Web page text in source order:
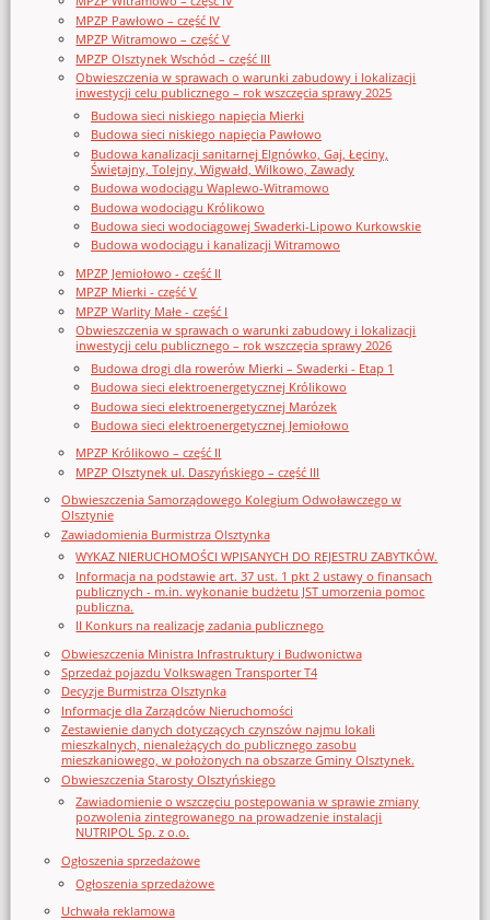
MPZP Pawłowo – część IV
MPZP Witramowo – część V
MPZP Olsztynek Wschód – część III
Obwieszczenia w sprawach o warunki zabudowy i lokalizacji
inwestycji celu publicznego – rok wszczęcia sprawy 2025
Budowa sieci niskiego napięcia Mierki
Budowa sieci niskiego napięcia Pawłowo
Budowa kanalizacji sanitarnej Elgnówko, Gaj, Łęciny,
Świętajny, Tolejny, Wigwałd, Wilkowo, Zawady
Budowa wodociągu Waplewo-Witramowo
Budowa wodociągu Królikowo
Budowa sieci wodociągowej Swaderki-Lipowo Kurkowskie
Budowa wodociągu i kanalizacji Witramowo
MPZP Jemiołowo - część II
MPZP Mierki - część V
MPZP Warlity Małe - część I
Obwieszczenia w sprawach o warunki zabudowy i lokalizacji
inwestycji celu publicznego – rok wszczęcia sprawy 2026
Budowa drogi dla rowerów Mierki – Swaderki - Etap 1
Budowa sieci elektroenergetycznej Królikowo
Budowa sieci elektroenergetycznej Marózek
Budowa sieci elektroenergetycznej Jemiołowo
MPZP Królikowo – część II
MPZP Olsztynek ul. Daszyńskiego – część III
Obwieszczenia Samorządowego Kolegium Odwoławczego w
Olsztynie
Zawiadomienia Burmistrza Olsztynka
WYKAZ NIERUCHOMOŚCI WPISANYCH DO REJESTRU ZABYTKÓW.
Informacja na podstawie art. 37 ust. 1 pkt 2 ustawy o finansach
publicznych - m.in. wykonanie budżetu JST umorzenia pomoc
publiczna.
II Konkurs na realizację zadania publicznego
Obwieszczenia Ministra Infrastruktury i Budwonictwa
Sprzedaż pojazdu Volkswagen Transporter T4
Decyzje Burmistrza Olsztynka
Informacje dla Zarządców Nieruchomości
Zestawienie danych dotyczących czynszów najmu lokali
mieszkalnych, nienależących do publicznego zasobu
mieszkaniowego, w położonych na obszarze Gminy Olsztynek.
Obwieszczenia Starosty Olsztyńskiego
Zawiadomienie o wszczęciu postępowania w sprawie zmiany
pozwolenia zintegrowanego na prowadzenie instalacji
NUTRIPOL Sp. z o.o.
Ogłoszenia sprzedażowe
Ogłoszenia sprzedażowe
Uchwała reklamowa